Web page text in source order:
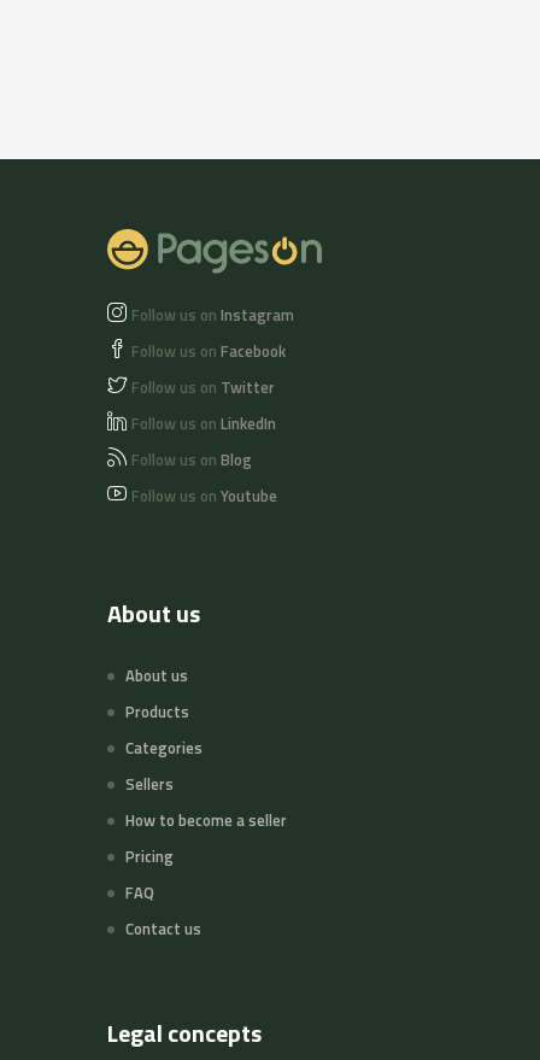
Follow us on Instagram
Follow us on Facebook
Follow us on Twitter
Follow us on LinkedIn
Follow us on Blog
Follow us on Youtube
About us
About us
Products
Categories
Sellers
How to become a seller
Pricing
FAQ
Contact us
Legal concepts